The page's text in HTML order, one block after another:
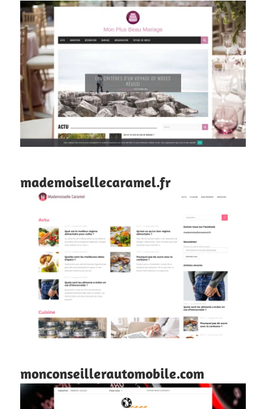
mademoisellecaramel.fr
monconseillerautomobile.com